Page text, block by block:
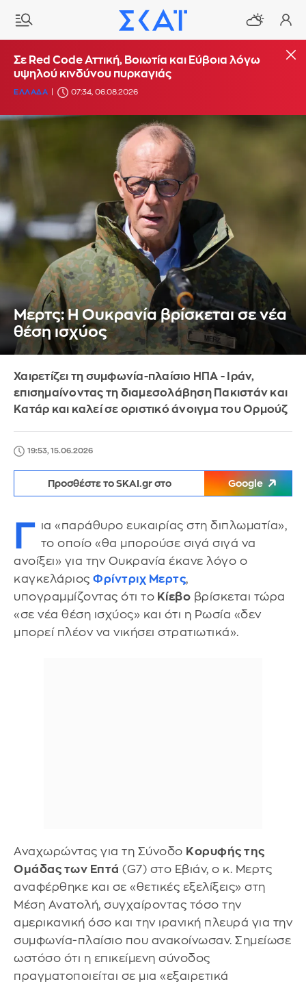
Σε Red Code Αττική, Βοιωτία και Εύβοια λόγω
υψηλού κινδύνου πυρκαγιάς
ΕΛΛΑΔΑ 07:34, 06.08.2026
Μερτς: Η Ουκρανία βρίσκεται σε νέα
θέση ισχύος
Χαιρετίζει τη συμφωνία-πλαίσιο ΗΠΑ - Ιράν,
επισημαίνοντας τη διαμεσολάβηση Πακιστάν και
Κατάρ και καλεί σε οριστικό άνοιγμα του Ορμούζ
19:53, 15.06.2026
Προσθέστε το SKAI.gr στο Google
Γ ια «παράθυρο ευκαιρίας στη διπλωματία»,
το οποίο «θα μπορούσε σιγά σιγά να
ανοίξει» για την Ουκρανία έκανε λόγο ο
καγκελάριος Φρίντριχ Μερτς,
υπογραμμίζοντας ότι το Κίεβο βρίσκεται τώρα
«σε νέα θέση ισχύος» και ότι η Ρωσία «δεν
μπορεί πλέον να νικήσει στρατιωτικά».
Αναχωρώντας για τη Σύνοδο Κορυφής της
Ομάδας των Επτά (G7) στο Εβιάν, ο κ. Μερτς
αναφέρθηκε και σε «θετικές εξελίξεις» στη
Μέση Ανατολή, συγχαίροντας τόσο την
αμερικανική όσο και την ιρανική πλευρά για την
συμφωνία-πλαίσιο που ανακοίνωσαν. Σημείωσε
ωστόσο ότι η επικείμενη σύνοδος
πραγματοποιείται σε μια «εξαιρετικά